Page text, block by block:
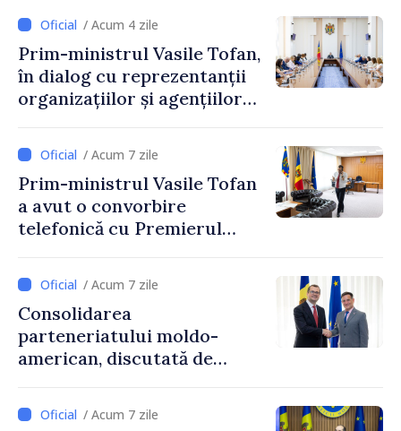
de CNMC
/ Acum 4 zile
Prim-ministrul Vasile Tofan,
în dialog cu reprezentanții
organizațiilor și agențiilor
Moldova
/ Acum 7 zile
Prim-ministrul Vasile Tofan
a avut o convorbire
telefonică cu Premierul
/ Acum 7 zile
Consolidarea
parteneriatului moldo-
american, discutată de
și însărcinatul cu afaceri al
SUA, Nick Pietrowicz
/ Acum 7 zile